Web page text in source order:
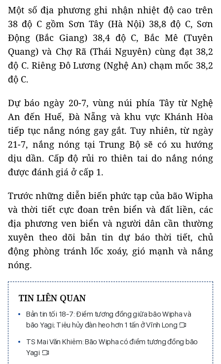
Một số địa phương ghi nhận nhiệt độ cao trên
38 độ C gồm Sơn Tây (Hà Nội) 38,8 độ C, Sơn
Động (Bắc Giang) 38,4 độ C, Bắc Mê (Tuyên
Quang) và Chợ Rã (Thái Nguyên) cùng đạt 38,2
độ C. Riêng Đô Lương (Nghệ An) chạm mốc 38,2
độ C.
Dự báo ngày 20-7, vùng núi phía Tây từ Nghệ
An đến Huế, Đà Nẵng và khu vực Khánh Hòa
tiếp tục nắng nóng gay gắt. Tuy nhiên, từ ngày
21-7, nắng nóng tại Trung Bộ sẽ có xu hướng
dịu dần. Cấp độ rủi ro thiên tai do nắng nóng
được đánh giá ở cấp 1.
Trước những diễn biến phức tạp của bão Wipha
và thời tiết cực đoan trên biển và đất liền, các
địa phương ven biển và người dân cần thường
xuyên theo dõi bản tin dự báo thời tiết, chủ
động phòng tránh lốc xoáy, gió mạnh và nắng
nóng.
TIN LIÊN QUAN
Bản tin tối 18-7: Điểm tương đồng giữa bão Wipha và
bão Yagi; Tiêu hủy đàn heo hơn 1 tấn ở Vĩnh Long
TS Mai Văn Khiêm: Bão Wipha có điểm tương đồng bão
Yagi